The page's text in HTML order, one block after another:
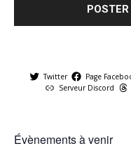
Twitter Page
Serveur Discord
Évènements à venir